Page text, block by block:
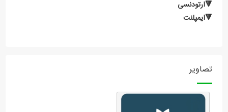
🔻ارتودنسی
🔻ایمپلنت
تصاویر